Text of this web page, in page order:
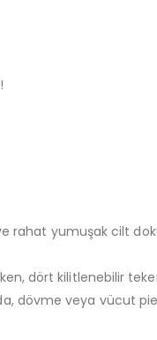
rahat yumuşak cilt
dört kilitlenebilir
dövme veya vücut